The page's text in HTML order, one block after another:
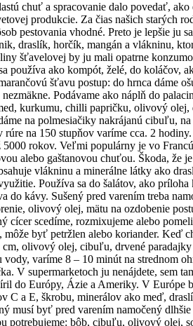
chuť a spracovanie dalo povedať,
produkcie. Za čias našich starých
pestovania vhodné. Preto je lepšie ju
draslík, horčík, mangán a vlákninu,
šťavelovej by ju mali opatrne
používa ako kompót, želé, do koláčov,
šťavu postup: do hrnca dáme
Podávame ako náplň do
kurkumu, chilli papričku, olivový
na polmesiačiky nakrájanú cibuľu,
na 150 stupňov varíme cca. 2
rokov. Veľmi populárny je vo
alebo gaštanovou chuťou. Škoda,
vlákninu a minerálne látky ako
Používa sa do šalátov, ako
kávy. Sušený pred varením treba
olivový olej, mätu na ozdobenie
scedíme, rozmixujeme alebo
byť petržlen alebo koriander. Keď
olivový olej, cibuľu, drvené
varíme 8 – 10 minút na strednom
V supermarketoch ju nenájdete, sem
do Európy, Ázie a Ameriky. V
a E, škrobu, minerálov ako meď,
musí byť pred varením namočený
potrebujeme: bôb, cibuľu, olivový